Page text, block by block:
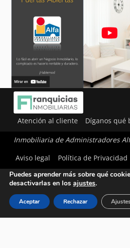
Atención al cliente Díganos qué
Inmobiliaria de Administradores
Aviso legal
Política de Privacidad
Utilizamos cookies para ofrecerte la
Puedes aprender más sobre qué
desactivarlas en los ajustes.
Aceptar Rechazar